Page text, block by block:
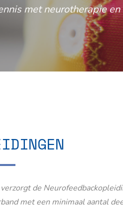
met neurotherapie
de
met een minimaal aantal